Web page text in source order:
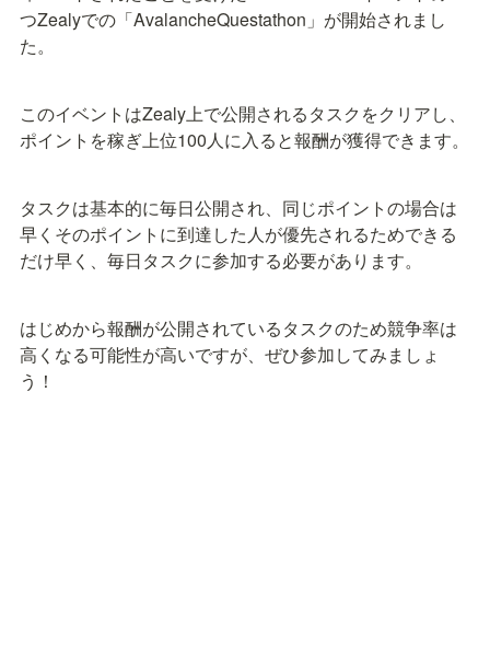
つZealyでの「AvalancheQuestathon」が開始されまし
た。
このイベントはZealy上で公開されるタスクをクリアし、
ポイントを稼ぎ上位100人に入ると報酬が獲得できます。
タスクは基本的に毎日公開され、同じポイントの場合は
早くそのポイントに到達した人が優先されるためできる
だけ早く、毎日タスクに参加する必要があります。
はじめから報酬が公開されているタスクのため競争率は
高くなる可能性が高いですが、ぜひ参加してみましょ
う！